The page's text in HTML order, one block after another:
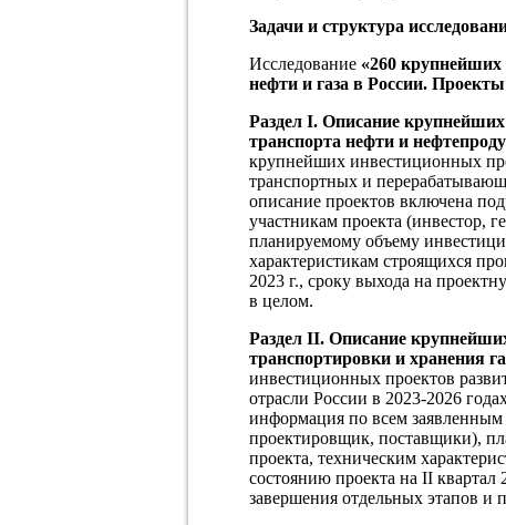
Задачи и структура
Исследование «260
нефти и газа в России. Проекты
Раздел I. Описание
транспорта нефти и
крупнейших инвестиционных
транспортных и
описание проектов включена
участникам проекта (инвестор,
планируемому объему
характеристикам строящихся
2023 г., сроку выхода на
в целом.
Раздел II. Описание
транспортировки и хранения
инвестиционных проектов
отрасли России в 2023-2026
информация по всем заявленным
проектировщик, поставщики),
проекта, техническим
состоянию проекта на II
завершения отдельных этапов и